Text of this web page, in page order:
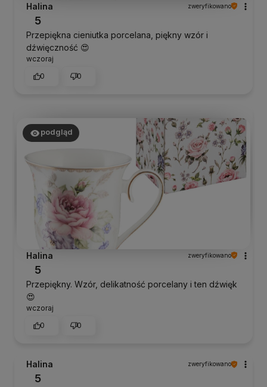
Halina zweryfikowano
5
Przepiękna cieniutka porcelana, piękny wzór i
dźwięczność 😍
wczoraj
0
0
podgląd
Halina zweryfikowano
5
Przepiękny. Wzór, delikatność porcelany i ten dźwięk
😍
wczoraj
0
0
Halina zweryfikowano
5